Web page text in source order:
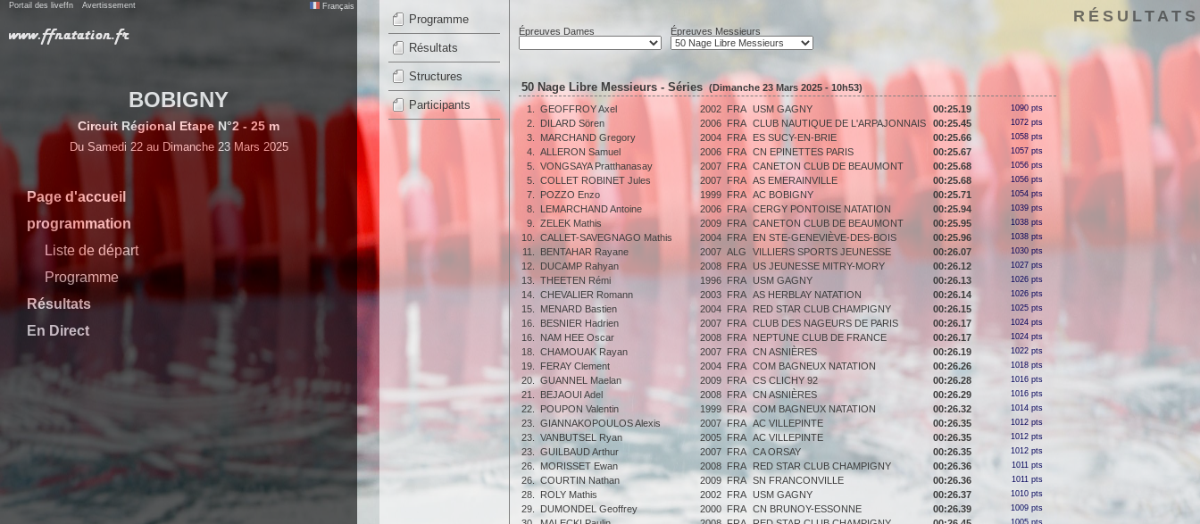
Portail des liveffn Avertissement Français
BOBIGNY
Circuit Régional Etape N°2 - 25 m
Du Samedi 22 au Dimanche 23 Mars 2025
Page d'accueil
programmation
Liste de départ
Programme
Résultats
En Direct
Programme
Résultats
Structures
Participants
RÉSULTATS
Épreuves Dames Épreuves Messieurs
50 Nage Libre Messieurs - Séries (Dimanche 23 Mars 2025 - 10h53)
1.
GEOFFROY Axel 2002 FRA USM GAGNY 00:25.19 1090 pts
2. DILARD Sören 2006 FRA CLUB NAUTIQUE DE L'ARPAJONNAIS 00:25.45 1072 pts
3. MARCHAND Gregory 2004 FRA ES SUCY-EN-BRIE 00:25.66 1058 pts
4. ALLERON Samuel 2006 FRA CN EPINETTES PARIS 00:25.67 1057 pts
5. VONGSAYA Pratthanasay 2007 FRA CANETON CLUB DE BEAUMONT 00:25.68 1056 pts
5. COLLET ROBINET Jules 2007 FRA AS EMERAINVILLE 00:25.68 1056 pts
7. POZZO Enzo 1999 FRA AC BOBIGNY 00:25.71 1054 pts
8. LEMARCHAND Antoine 2006 FRA CERGY PONTOISE NATATION 00:25.94 1039 pts
9. ZELEK Mathis 2009 FRA CANETON CLUB DE BEAUMONT 00:25.95 1038 pts
10. CALLET-SAVEGNAGO Mathis 2004 FRA EN STE-GENEVIÈVE-DES-BOIS 00:25.96 1038 pts
11. BENTAHAR Rayane 2007 ALG VILLIERS SPORTS JEUNESSE 00:26.07 1030 pts
12. DUCAMP Rahyan 2008 FRA US JEUNESSE MITRY-MORY 00:26.12 1027 pts
13. THEETEN Rémi 1996 FRA USM GAGNY 00:26.13 1026 pts
14. CHEVALIER Romann 2003 FRA AS HERBLAY NATATION 00:26.14 1026 pts
15. MENARD Bastien 2004 FRA RED STAR CLUB CHAMPIGNY 00:26.15 1025 pts
16. BESNIER Hadrien 2007 FRA CLUB DES NAGEURS DE PARIS 00:26.17 1024 pts
16. NAM HEE Oscar 2008 FRA NEPTUNE CLUB DE FRANCE 00:26.17 1024 pts
18. CHAMOUAK Rayan 2007 FRA CN ASNIÈRES 00:26.19 1022 pts
19. FERAY Clement 2004 FRA COM BAGNEUX NATATION 00:26.26 1018 pts
20. GUANNEL Maelan 2009 FRA CS CLICHY 92 00:26.28 1016 pts
21. BEJAOUI Adel 2008 FRA CN ASNIÈRES 00:26.29 1016 pts
22. POUPON Valentin 1999 FRA COM BAGNEUX NATATION 00:26.32 1014 pts
23. GIANNAKOPOULOS Alexis 2007 FRA AC VILLEPINTE 00:26.35 1012 pts
23. VANBUTSEL Ryan 2005 FRA AC VILLEPINTE 00:26.35 1012 pts
23. GUILBAUD Arthur 2007 FRA CA ORSAY 00:26.35 1012 pts
26. MORISSET Ewan 2008 FRA RED STAR CLUB CHAMPIGNY 00:26.36 1011 pts
26. COURTIN Nathan 2009 FRA SN FRANCONVILLE 00:26.36 1011 pts
28. ROLY Mathis 2002 FRA USM GAGNY 00:26.37 1010 pts
29. DUMONDEL Geoffrey 2000 FRA CN BRUNOY-ESSONNE 00:26.39 1009 pts
1005 pts